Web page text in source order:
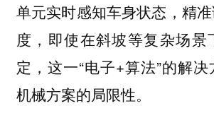
单元实时感知车身状态，精
度，即使在斜坡等复杂场景
定，这一“电子+算法”的解
机械方案的局限性。